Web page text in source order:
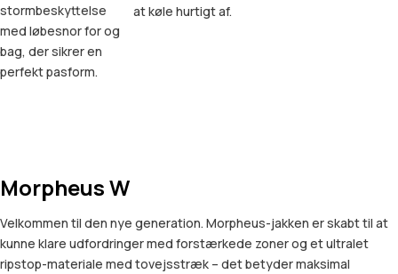
stormbeskyttelse
med løbesnor for og
bag, der sikrer en
perfekt pasform.
at køle hurtigt af.
Morpheus W
Velkommen til den nye generation. Morpheus-jakken er skabt til at
kunne klare udfordringer med forstærkede zoner og et ultralet
ripstop-materiale med tovejsstræk – det betyder maksimal